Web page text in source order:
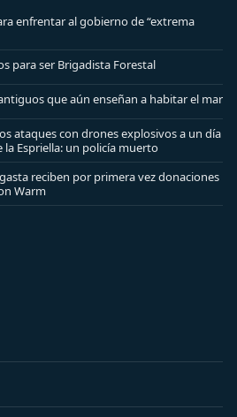
enfrentar al gobierno de “extrema
para ser Brigadista Forestal
que aún enseñan a habitar el mar
ataques con drones explosivos a un día
la Espriella: un policía muerto
reciben por primera vez donaciones
Warm